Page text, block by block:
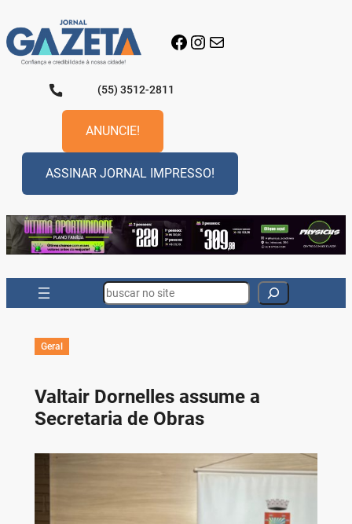
para
o
conteúdo
Facebook
Instagram
E-mail
(55) 3512-2811
ANUNCIE!
ASSINAR JORNAL IMPRESSO!
Search
Geral
Valtair Dornelles assume a
Secretaria de Obras